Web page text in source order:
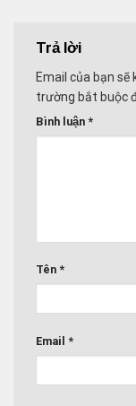
Trả lời
Email của bạn sẽ
trường bắt buộc
Bình luận *
Tên *
Email *